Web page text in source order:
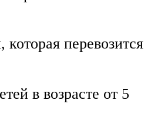
перевозится
в возрасте от 5